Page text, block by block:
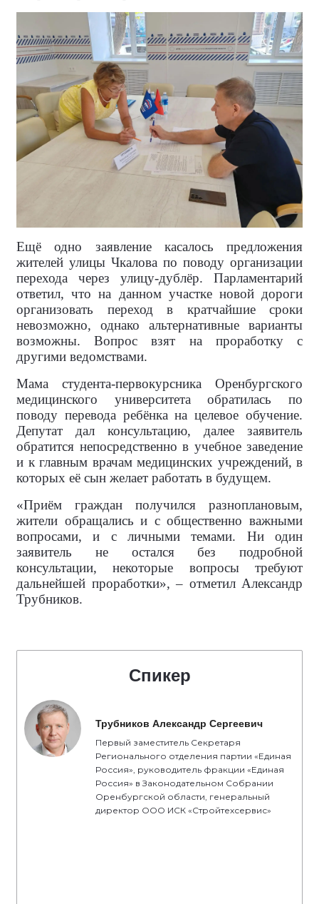
Ещё одно заявление касалось предложения
жителей улицы Чкалова по поводу организации
перехода через улицу-дублёр. Парламентарий
ответил, что на данном участке новой дороги
организовать переход в кратчайшие сроки
невозможно, однако альтернативные варианты
возможны. Вопрос взят на проработку с
другими ведомствами.
Мама студента-первокурсника Оренбургского
медицинского университета обратилась по
поводу перевода ребёнка на целевое обучение.
Депутат дал консультацию, далее заявитель
обратится непосредственно в учебное заведение
и к главным врачам медицинских учреждений, в
которых её сын желает работать в будущем.
«Приём граждан получился разноплановым,
жители обращались и с общественно важными
вопросами, и с личными темами. Ни один
заявитель не остался без подробной
консультации, некоторые вопросы требуют
дальнейшей проработки», – отметил Александр
Трубников.
Спикер
Трубников Александр Сергеевич
Первый заместитель Секретаря
Регионального отделения партии «Единая
Россия», руководитель фракции «Единая
Россия» в Законодательном Собрании
Оренбургской области, генеральный
директор ООО ИСК «Стройтехсервис»